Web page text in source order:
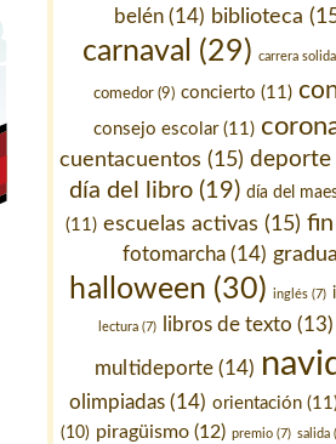
belén (14) biblioteca
carnaval (29) carrera
comedor(9) concierto (11)
consejo escolar(11)
cuentacuentos (15) deporte
día del libro(19) día del
(11) escuelas activas (15)
fotomarcha (14)
halloween (30) inglés(7)
lectura (7) libros de texto (13)
multideporte(14)
olimpiadas (14) orientación
(10) piragüismo (12) premio (7) salida